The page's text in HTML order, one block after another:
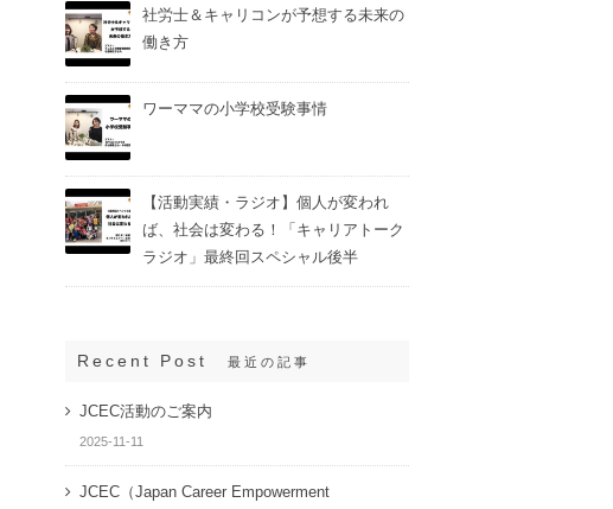
社労士＆キャリコンが予想する未来の
働き方
ワーママの小学校受験事情
【活動実績・ラジオ】個人が変われ
ば、社会は変わる！「キャリアトーク
ラジオ」最終回スペシャル後半
Recent Post 最近の記事
JCEC活動のご案内
2025-11-11
JCEC（Japan Career Empowerment